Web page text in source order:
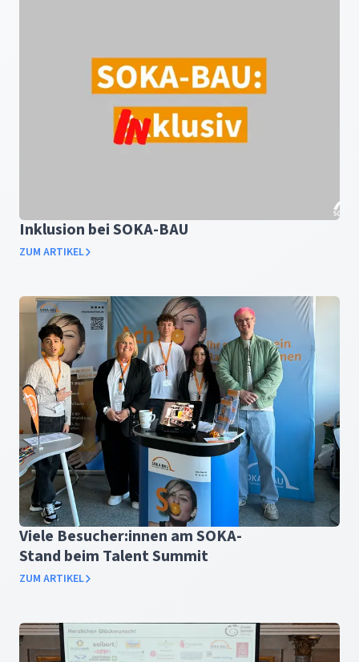
Inklusion bei SOKA-BAU
ZUM ARTIKEL
Viele Besucher:innen am SOKA-
Stand beim Talent Summit
ZUM ARTIKEL